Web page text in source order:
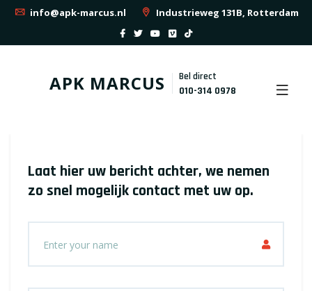
info@apk-marcus.nl Industrieweg 131B, Rotterdam
APK MARCUS
Bel direct
010-314 0978
Laat hier uw bericht achter, we nemen
zo snel mogelijk contact met uw op.